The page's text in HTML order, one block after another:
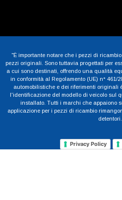
"È importante notare che i pezzi di
pezzi originali. Sono tuttavia progettati per
a cui sono destinati, offrendo una qualità
in conformità al Regolamento (UE) n°
automobilistiche e dei riferimenti originali
l'identificazione del modello di veicolo sul
installato. Tutti i marchi che appaiono
applicazione per i pezzi di ricambio
Privacy Policy